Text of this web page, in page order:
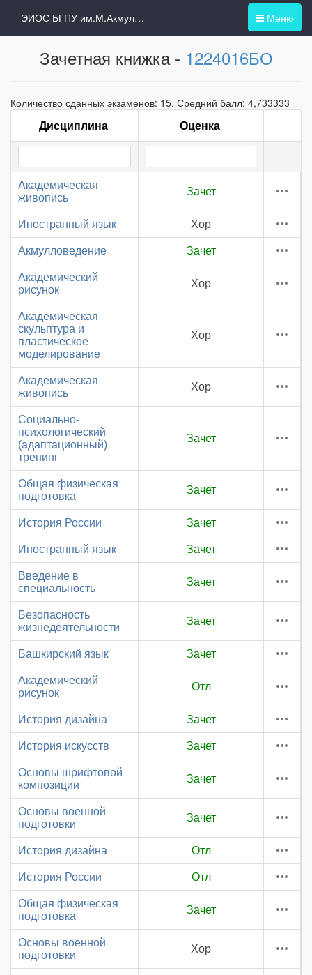
Меню
ЭИОС БГПУ им.М.Акмуллы
Зачетная книжка - 1224016БО
Количество сданных экзаменов: 15. Средний балл: 4,733333
Дисциплина Оценка
Академическая
живопись
Зачет
Иностранный язык Хор
Акмулловедение Зачет
Академический
рисунок
Хор
Академическая
скульптура и
пластическое
моделирование
Хор
Академическая
живопись
Хор
Социально-
психологический
(адаптационный)
тренинг
Зачет
Общая физическая
подготовка
Зачет
История России Зачет
Иностранный язык Зачет
Введение в
специальность
Зачет
Безопасность
жизнедеятельности
Зачет
Башкирский язык Зачет
Академический
рисунок
Отл
История дизайна Зачет
История искусств Зачет
Основы шрифтовой
композиции
Зачет
Основы военной
подготовки
Зачет
История дизайна Отл
История России Отл
Общая физическая
подготовка
Зачет
Основы военной
подготовки
Хор